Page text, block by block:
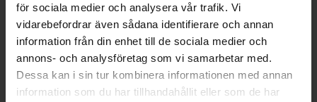
för sociala medier och analysera vår trafik. Vi
vidarebefordrar även sådana identifierare och annan
information från din enhet till de sociala medier och
annons- och analysföretag som vi samarbetar med.
Dessa kan i sin tur kombinera informationen med annan
information som du har tillhandahållit eller som de har
Håll dig uppdaterad
PRENUMERERA PÅ VÅRT NYHETSBREV
Kvinna Man
PRENUMERERA